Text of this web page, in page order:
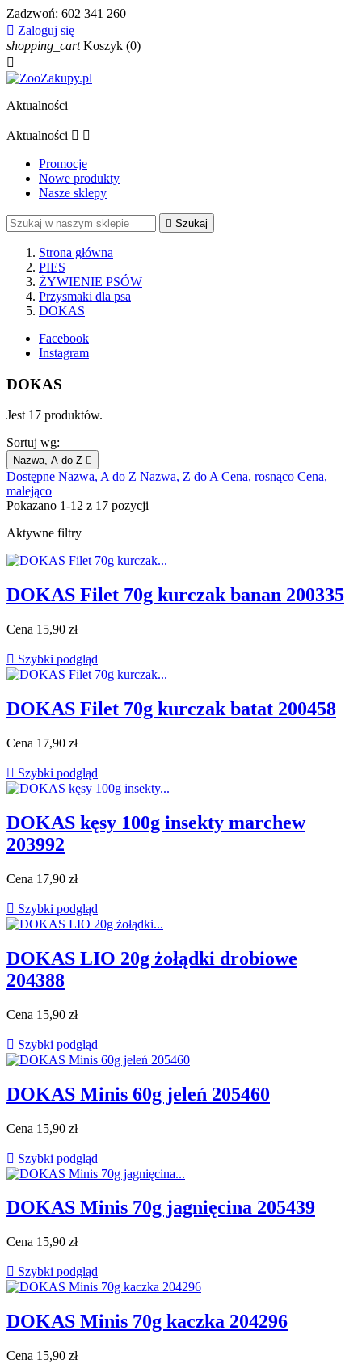
Zadzwoń: 602 341 260
 Zaloguj się
shopping_cart Koszyk (0)

Aktualności
Aktualności  
Promocje
Nowe produkty
Nasze sklepy
 Szukaj
Strona główna
PIES
ŻYWIENIE PSÓW
Przysmaki dla psa
DOKAS
Facebook
Instagram
DOKAS
Jest 17 produktów.
Sortuj wg:
Nazwa, A do Z 
Dostępne Nazwa, A do Z Nazwa, Z do ACena, rosnąco Cena,
malejąco
Pokazano 1-12 z 17 pozycji
Aktywne filtry
DOKAS Filet 70g kurczak banan 200335
Cena 15,90 zł
 Szybki podgląd
DOKAS Filet 70g kurczak batat 200458
Cena 17,90 zł
 Szybki podgląd
DOKAS kęsy 100g insekty marchew
203992
Cena 17,90 zł
 Szybki podgląd
DOKAS LIO 20g żołądki drobiowe
204388
Cena 15,90 zł
 Szybki podgląd
DOKAS Minis 60g jeleń 205460
Cena 15,90 zł
 Szybki podgląd
DOKAS Minis 70g jagnięcina 205439
Cena 15,90 zł
 Szybki podgląd
DOKAS Minis 70g kaczka 204296
Cena 15,90 zł